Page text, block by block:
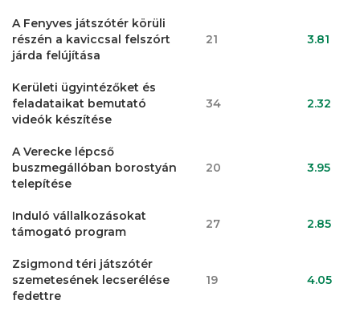
A Fenyves játszótér körüli
részén a kaviccsal felszórt
járda felújítása
21 3.81
Kerületi ügyintézőket és
feladataikat bemutató
videók készítése
34 2.32
A Verecke lépcső
buszmegállóban borostyán
telepítése
20 3.95
Induló vállalkozásokat
támogató program
27 2.85
Zsigmond téri játszótér
szemetesének lecserélése
fedettre
19 4.05